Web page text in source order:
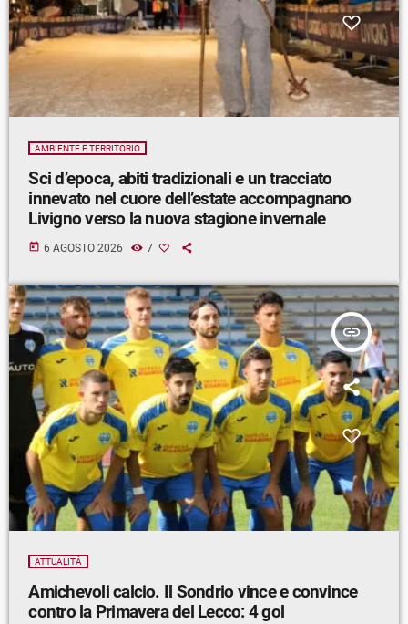
AMBIENTE E TERRITORIO
Sci d’epoca, abiti tradizionali e un tracciato
innevato nel cuore dell’estate accompagnano
Livigno verso la nuova stagione invernale
today 6 AGOSTO 2026 7
insert_link
ATTUALITÀ
Amichevoli calcio. Il Sondrio vince e convince
contro la Primavera del Lecco: 4 gol